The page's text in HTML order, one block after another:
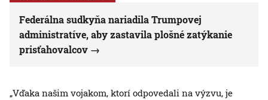
Federálna sudkyňa nariadila Trumpovej
administratíve, aby zastavila plošné zatýkanie
prisťahovalcov
„Vďaka našim vojakom, ktorí odpovedali na výzvu, je